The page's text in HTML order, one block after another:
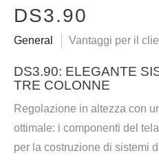
DS3.90
General Vantaggi per il
DS3.90: ELEGANTE
TRE COLONNE
Regolazione in altezza con
ottimale: i componenti del
per la costruzione di sistemi